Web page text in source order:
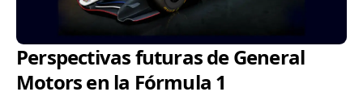
Perspectivas futuras de General
Motors en la Fórmula 1